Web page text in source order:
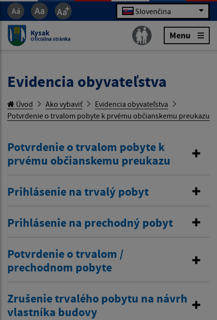
Slovenčina
Kysak
Oficiálna stránka Menu
Evidencia obyvateľstva
Úvod Ako vybaviť
Evidencia obyvateľstva
Potvrdenie o trvalom pobyte k prvému občianskemu preukazu
Potvrdenie o trvalom pobyte k
prvému občianskemu preukazu
Prihlásenie na trvalý pobyt
Prihlásenie na prechodný pobyt
Potvrdenie o trvalom /
prechodnom pobyte
Zrušenie trvalého pobytu na návrh
vlastníka budovy